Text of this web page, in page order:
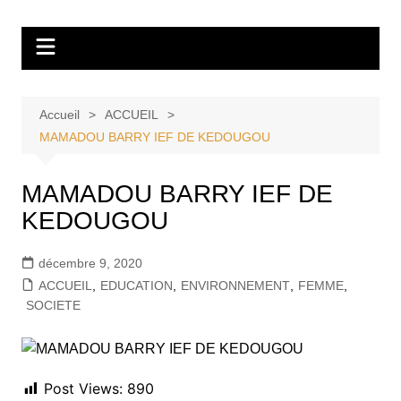
contenu
Tvdescollines
Accueil
ACCUEIL
MAMADOU BARRY IEF DE KEDOUGOU
MAMADOU BARRY IEF DE
KEDOUGOU
décembre 9, 2020
ACCUEIL
EDUCATION ENVIRONNEMENT, FEMME,
SOCIETE
Post Views: 890